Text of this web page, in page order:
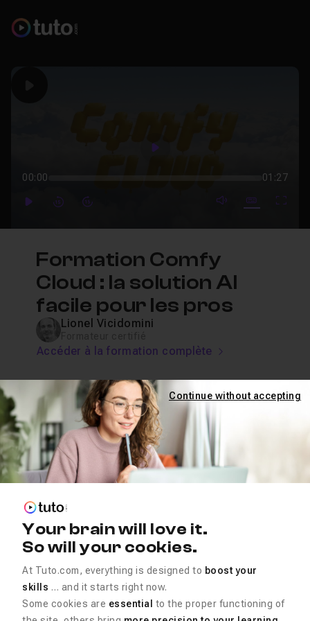
Play
00:00 01:27
PlayForwardForward mute video
Subtitles
Formation Comfy
Cloud : la solution AI
facile pour les pros
Lionel Vicidomini
Accéder à la formation complète